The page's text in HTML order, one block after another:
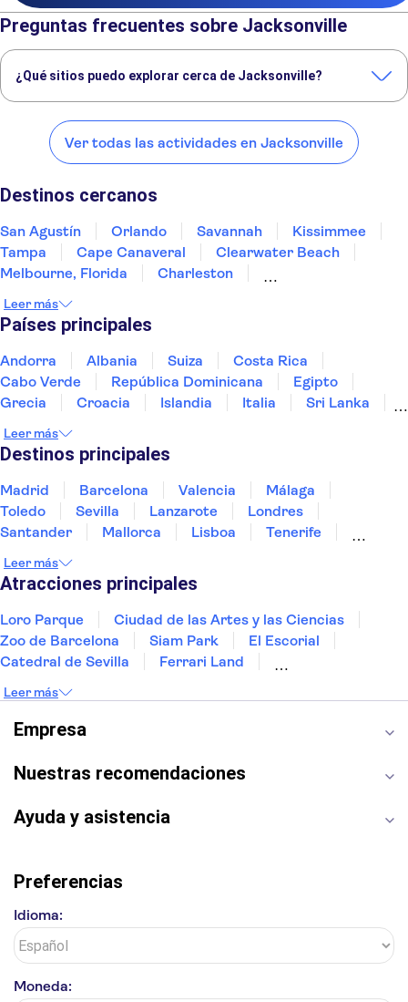
Preguntas frecuentes sobre Jacksonville
¿Qué sitios puedo explorar cerca de Jacksonville?
Jacksonville:
San Agustín
Ver todas las actividades en Jacksonville
Destinos cercanos
San Agustín Orlando Savannah
Kissimmee
Tampa
Cape Canaveral
Clearwater Beach
Melbourne, Florida
Charleston
Atlanta
Naples, Florida
Leer más
Países principales
Andorra Albania Suiza
Costa Rica
Cabo Verde
República Dominicana
Egipto
Grecia
Croacia Islandia Italia
Sri Lanka
Portugal
Tailandia
Leer más
Destinos principales
Madrid Barcelona Valencia
Málaga
Toledo
Sevilla Lanzarote
Londres
Santander
Mallorca Lisboa
Tenerife
Bilbao
Menorca Granada
Leer más
Atracciones principales
Loro Parque
Ciudad de las Artes y las Ciencias
Zoo de Barcelona
Siam Park
El Escorial
Catedral de Sevilla
Ferrari Land
Montserrat
Museo del Louvre
La Sagrada Familia
Palacio Real de Madrid
Alhambra
La Giralda
Medina Azahara
Leer más
Empresa
Nuestras recomendaciones
Ayuda y asistencia
Preferencias
Idioma:
Moneda: